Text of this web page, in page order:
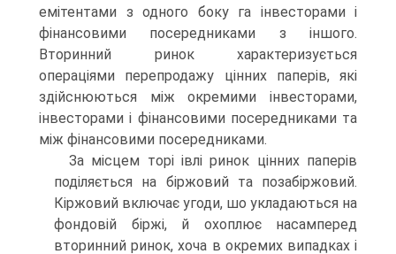
емітентами з одного боку га інвесторами і
фінансовими посередниками з іншого.
Вторинний ринок характеризується
операціями перепродажу цінних паперів, які
здійснюються між окремими інвесторами,
інвесторами і фінансовими посередниками та
між фінансовими посередниками.
За місцем торі івлі ринок цінних паперів
поділяється на біржовий та позабіржовий.
Кіржовий включає угоди, шо укладаються на
фондовій біржі, й охоплює насамперед
вторинний ринок, хоча в окремих випадках і